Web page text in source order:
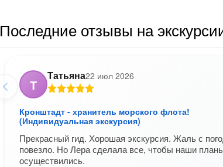
Последние отзывы на
Т
Татьяна22 июл 2026
Кронштадт - хранитель морского флота!
(Индивидуальная экскурсия)
Прекрасный гид. Хорошая экскурсия. Жаль с
повезло. Но Лера сделала все, чтобы наши
осуществились.